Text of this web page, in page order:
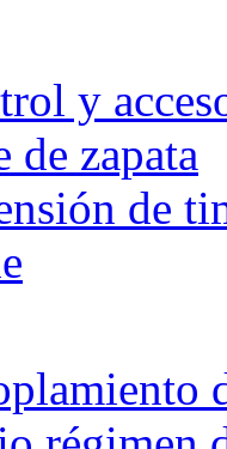
y
de zapata
de